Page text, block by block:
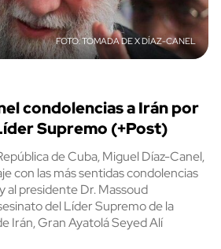
TOMADA DE X DÍAZ-CANEL
condolencias a Irán por
Supremo (+Post)
de Cuba, Miguel Díaz-Canel,
con las más sentidas condolencias
al presidente Dr. Massoud
del Líder Supremo de la
Irán, Gran Ayatolá Seyed Alí